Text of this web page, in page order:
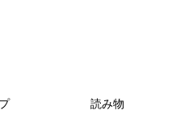
読み物